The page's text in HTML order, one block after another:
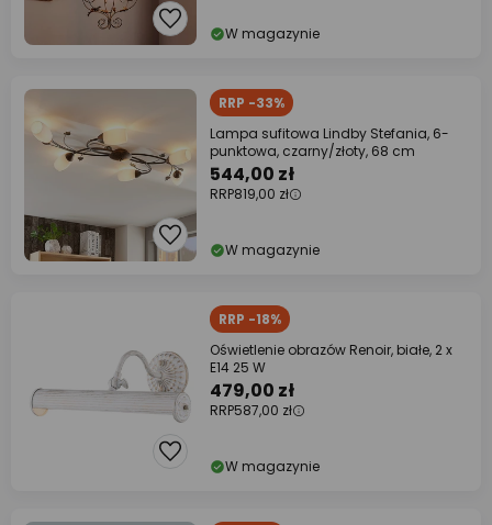
W magazynie
RRP -33%
Lampa sufitowa Lindby Stefania, 6-
punktowa, czarny/złoty, 68 cm
544,00 zł
RRP819,00 zł
W magazynie
RRP -18%
Oświetlenie obrazów Renoir, białe, 2 x
E14 25 W
479,00 zł
RRP587,00 zł
W magazynie